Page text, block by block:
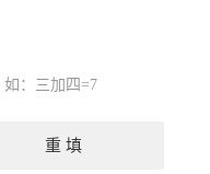
：三加四=7